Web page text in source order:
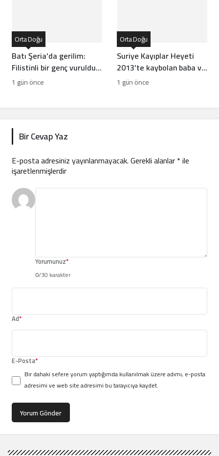
Batı Şeria’da gerilim:
Filistinli bir genç vuruldu,
sınıflar yıkıldı
Orta Doğu
1 gün önce
Suriye Kayıplar Heyeti
2013’te kaybolan baba ve
oğlun akıbetini açıkladı
Orta Doğu
1 gün önce
Bir Cevap Yaz
E-posta adresiniz yayınlanmayacak.Gerekli alanlar*ile
işaretlenmişlerdir
Yorumunuz*
0/30 karakter
Ad*
E-Posta*
Bir dahaki sefere yorum yaptığımda kullanılmak üzere adımı, e-posta
adresimi ve web site adresimi bu tarayıcıya kaydet.
Yorum Gönder